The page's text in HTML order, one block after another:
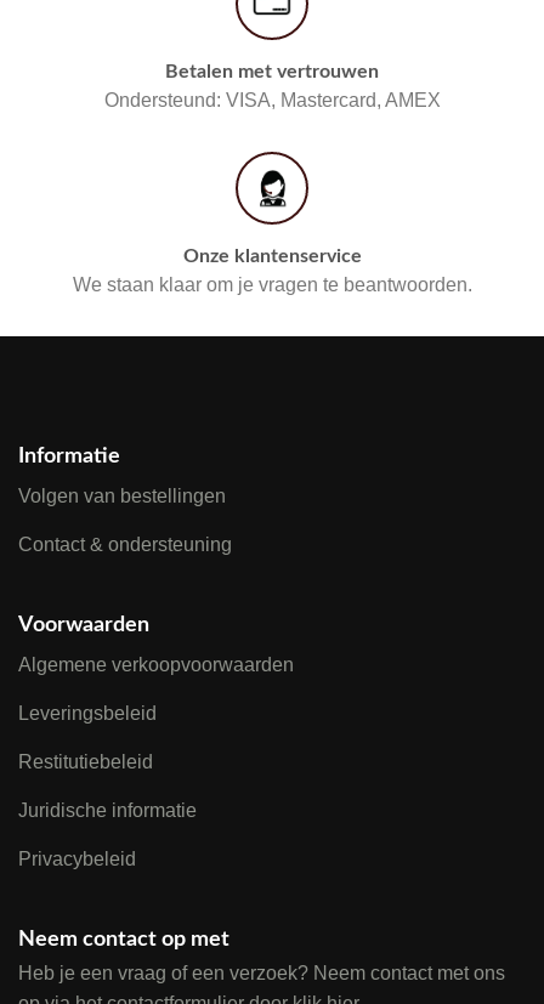
Betalen met vertrouwen
Ondersteund: VISA, Mastercard, AMEX
Onze klantenservice
We staan klaar om je vragen te beantwoorden.
Informatie
Volgen van bestellingen
Contact & ondersteuning
Voorwaarden
Algemene verkoopvoorwaarden
Leveringsbeleid
Restitutiebeleid
Juridische informatie
Privacybeleid
Neem contact op met
Heb je een vraag of een verzoek? Neem contact met ons